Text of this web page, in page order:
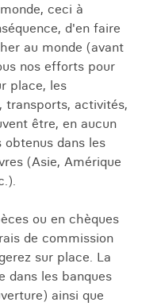
ceci à
d'en faire
au monde (avant
nos efforts pour
place, les
transports, activités,
être, en aucun
dans les
(Asie, Amérique
ou en chèques
de commission
sur place. La
dans les banques
ainsi que